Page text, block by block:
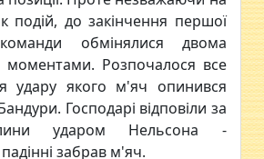
подій, до закінчення першої
обмінялися двома
моментами. Розпочалося все
удару якого м'яч опинився
Господарі відповіли за
ударом Нельсона -
забрав м'яч.